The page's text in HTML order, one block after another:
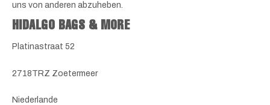
uns von anderen abzuheben.
HIDALGO BAGS & MORE
Platinastraat 52
2718TRZ Zoetermeer
Niederlande